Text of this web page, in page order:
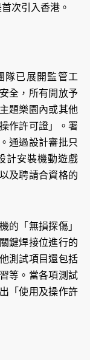
次引入香港。
隊已展開監管工
全，所有開放予
題樂園內或其他
作許可證」。署
通過設計審批只
計安裝機動遊戲
及聘請合資格的
的「無損探傷」
鍵焊接位進行的
測試項目還包括
等。當各項測試
「使用及操作許